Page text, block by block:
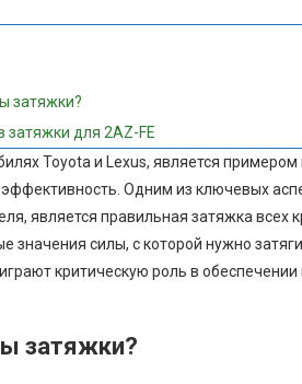
затяжки?
затяжки для 2AZ-FE
Toyota и Lexus, является
Одним из ключевых
является правильная затяжка всех
силы, с которой нужно
критическую роль в
затяжки?